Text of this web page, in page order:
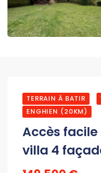
TERRAIN À BATIR
ENGHIEN (20KM)
Accès
villa 4